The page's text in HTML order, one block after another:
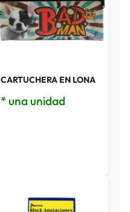
CARTUCHERA EN LONA
* una unidad